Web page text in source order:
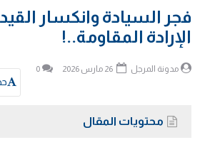
​فجر السيادة وانكسار
الإرادة المقاومة..!
مدونة المرجل 0
محتويات المقال